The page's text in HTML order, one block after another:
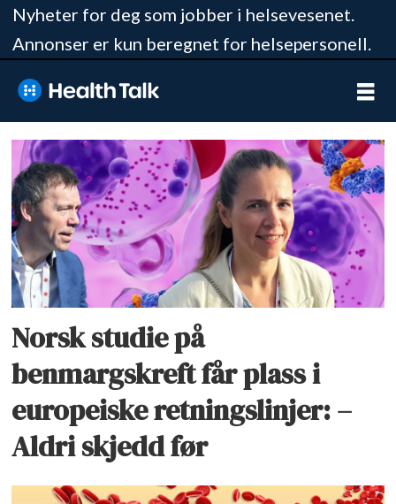
Nyheter for deg som jobber i helsevesenet.
Annonser er kun beregnet for helsepersonell.
Tag:
american
society
of
hematology
Norsk studie på
benmargskreft får plass i
europeiske retningslinjer: –
Aldri skjedd før